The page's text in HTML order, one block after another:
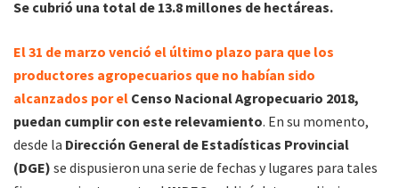
Se cubrió una total de 13.8 millones de hectáreas.
El 31 de marzo venció el último plazo para que los
productores agropecuarios que no habían sido
alcanzados por el Censo Nacional Agropecuario 2018,
puedan cumplir con este relevamiento. En su momento,
desde la Dirección General de Estadísticas Provincial
(DGE) se dispusieron una serie de fechas y lugares para tales